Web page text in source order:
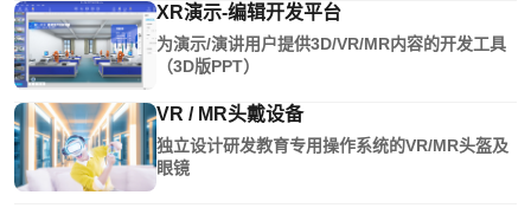
XR演示-编辑开发平台
为演示/演讲用户提供3D/VR/MR内容的开发工具
（3D版PPT）
VR / MR头戴设备
独立设计研发教育专用操作系统的VR/MR头盔及
眼镜